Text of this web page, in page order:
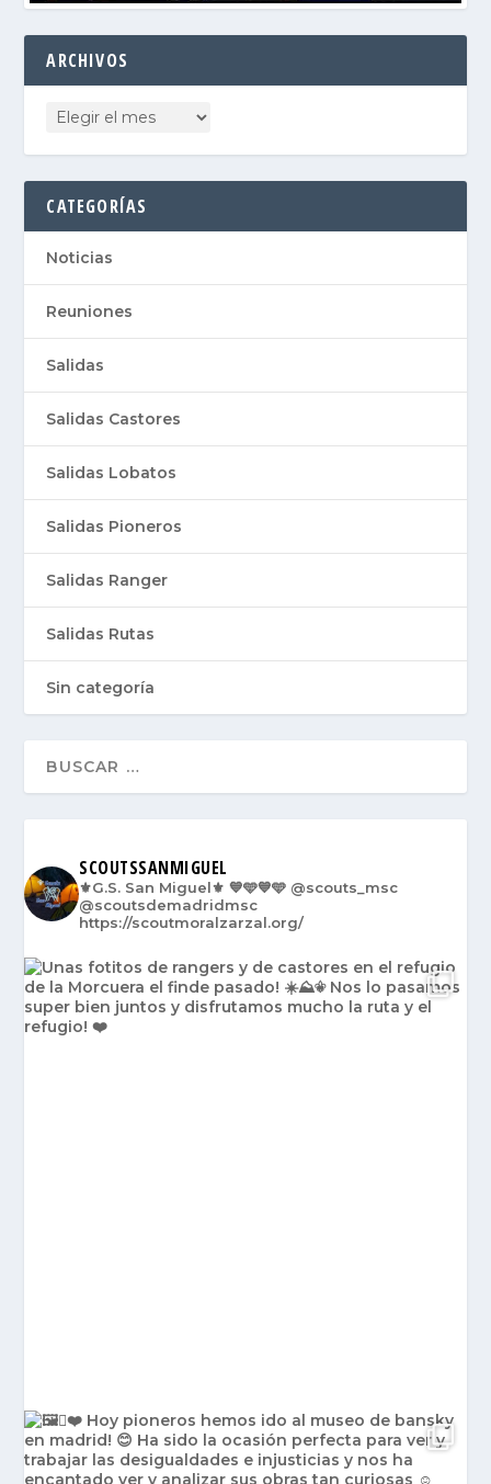
ARCHIVOS
CATEGORÍAS
Noticias
Reuniones
Salidas
Salidas Castores
Salidas Lobatos
Salidas Pioneros
Salidas Ranger
Salidas Rutas
Sin categoría
SCOUTSSANMIGUEL
⚜️G.S. San Miguel⚜️ 💙🩵💙🩵 @scouts_msc
@scoutsdemadridmsc
https://scoutmoralzarzal.org/